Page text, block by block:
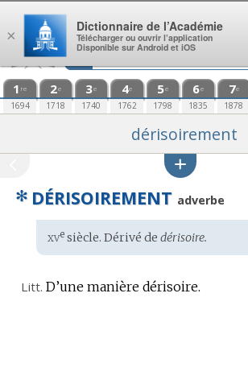
Aller au contenu
1 re
1694
2e
1718
3e
1740
4e
1762
5e
1798
6e
1835
7e
1878
dérisoirement
✻ DÉRISOIREMENT adverbe
Étymologie
:
xvesiècle. Dérivé de dérisoire.
Litt. D’une manière dérisoire.
×
Dictionnaire de l’Académie
Télécharger ou ouvrir l’application
Disponible sur Android et iOS